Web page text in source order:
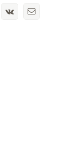
Vk Email